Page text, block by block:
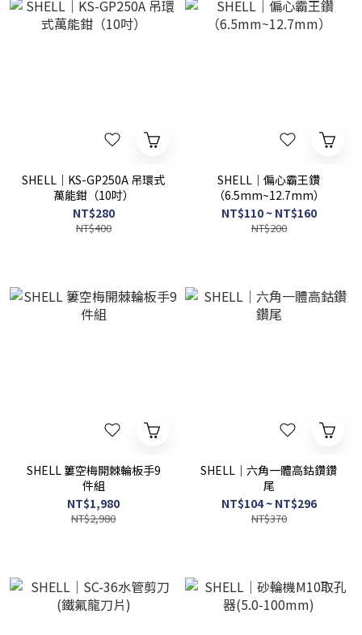
SHELL｜KS-GP250A 吊環式
萬能鉗（10吋）
NT$280
NT$400
SHELL｜偏心霸王鑽
（6.5mm~12.7mm）
NT$110 ~ NT$160
NT$200
SHELL 簍空梅開棘輪板手9
件組
NT$1,980
NT$2,980
SHELL｜六角一體高鈷鑽鑽
尾
NT$104 ~ NT$296
NT$370